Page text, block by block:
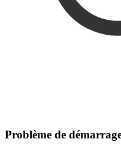
Problème de